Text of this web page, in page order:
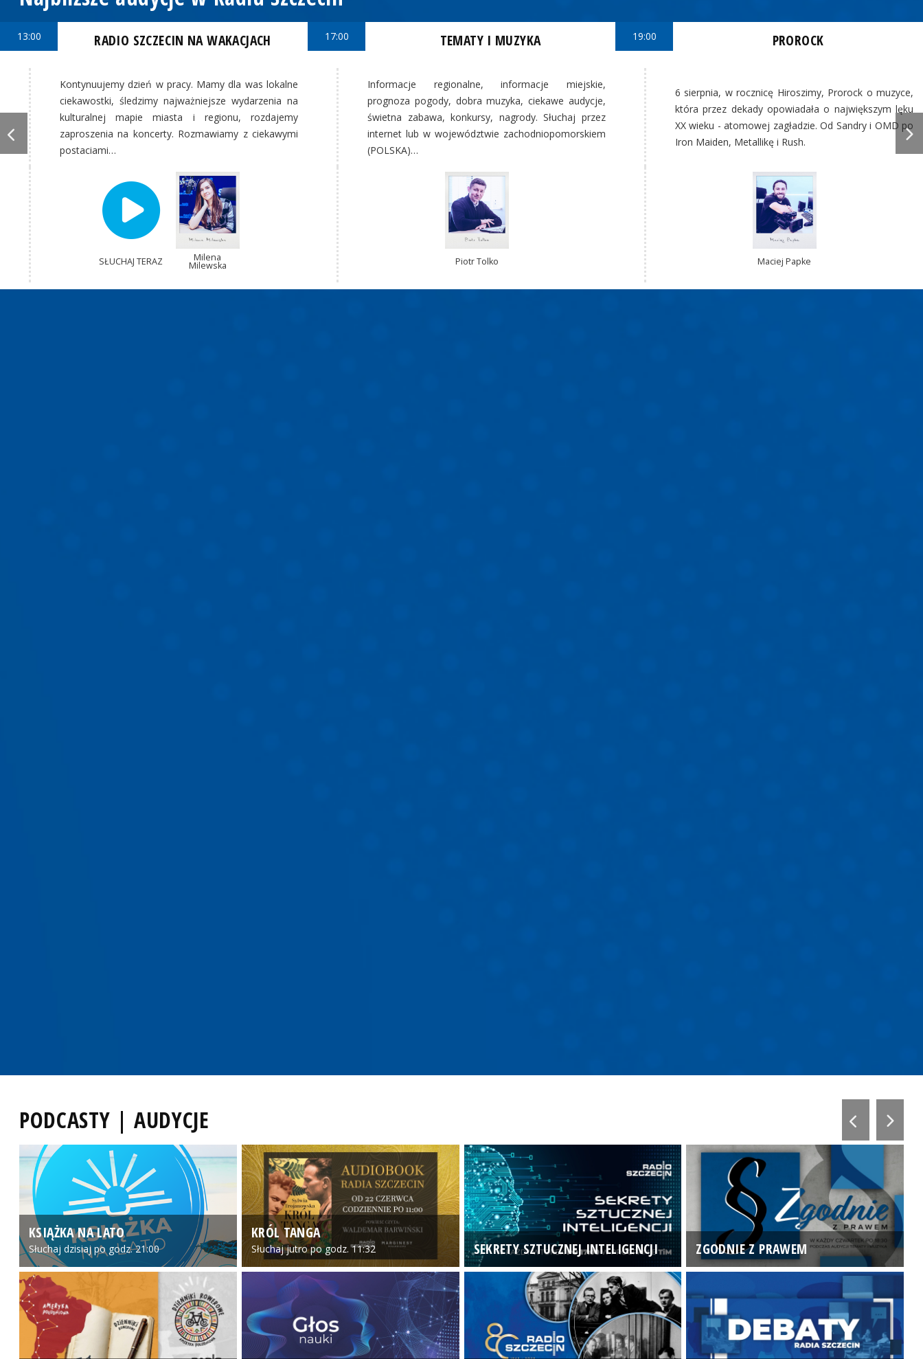
13:00 RADIO SZCZECIN NA WAKACJACH
Kontynuujemy dzień w pracy. Mamy dla was lokalne
ciekawostki, śledzimy najważniejsze wydarzenia na
kulturalnej mapie miasta i regionu, rozdajemy
zaproszenia na koncerty. Rozmawiamy z ciekawymi
postaciami…
SŁUCHAJ TERAZ Milena
Milewska
17:00 TEMATY I MUZYKA
Informacje regionalne, informacje miejskie,
prognoza pogody, dobra muzyka, ciekawe audycje,
świetna zabawa, konkursy, nagrody. Słuchaj przez
internet lub w województwie zachodniopomorskiem
(POLSKA)…
Piotr Tolko
19:00 PROROCK
6 sierpnia, w rocznicę Hiroszimy, Prorock o muzyce,
która przez dekady opowiadała o największym lęku
XX wieku - atomowej zagładzie. Od Sandry i OMD po
Iron Maiden, Metallikę i Rush.
Maciej Papke
PODCASTY | AUDYCJE
KSIĄŻKA NA LATO
Słuchaj dzisiaj po godz. 21:00
KRÓL TANGA
Słuchaj jutro po godz. 11:32 SEKRETY SZTUCZNEJ INTELIGENCJI ZGODNIE Z PRAWEM